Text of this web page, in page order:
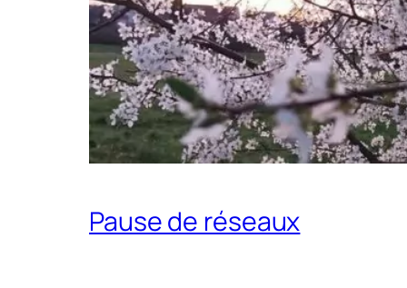
Pause de réseaux